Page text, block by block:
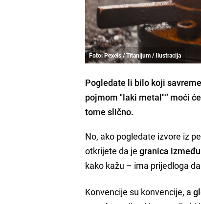
Foto: Pexels / Titanijum / Ilustracija
Pogledate li bilo koji
pojmom "laki metal"“ moći
tome slično.
No, ako pogledate izvore iz
otkrijete da jegranica
kako kažu – ima prijedloga
Konvencije su konvencije, a